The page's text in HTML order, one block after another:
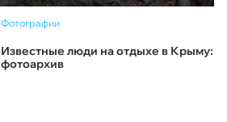
Фотографии
Известные люди на отдыхе в Крыму:
фотоархив